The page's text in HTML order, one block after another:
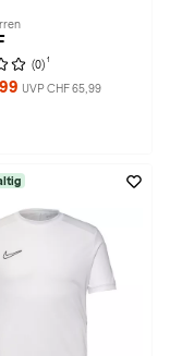
(0) 1
UVP CHF 65,99